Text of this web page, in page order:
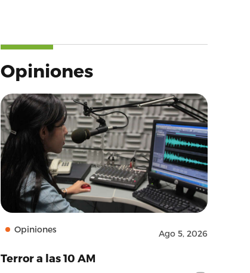
Opiniones
Opiniones Ago 5, 2026
Terror a las 10 AM